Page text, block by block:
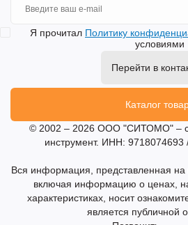
Я прочитал Политику
условиями
Перейти в
Каталог
© 2002 – 2026 ООО "СИТОМО" –
инструмент. ИНН:
Вся информация, представленная на
включая информацию о ценах,
характеристиках, носит
является публичной